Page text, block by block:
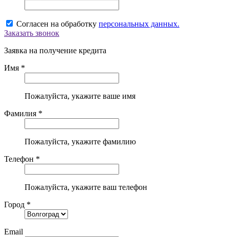
Согласен на обработку персональных данных.
Заказать звонок
Заявка на получение кредита
Имя *
Пожалуйста, укажите ваше имя
Фамилия *
Пожалуйста, укажите фамилию
Телефон *
Пожалуйста, укажите ваш телефон
Город *
Email